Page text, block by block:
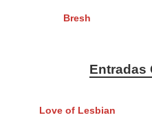
Bresh
Entradas
Love of Lesbian